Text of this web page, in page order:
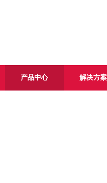
产品中心 解决方案